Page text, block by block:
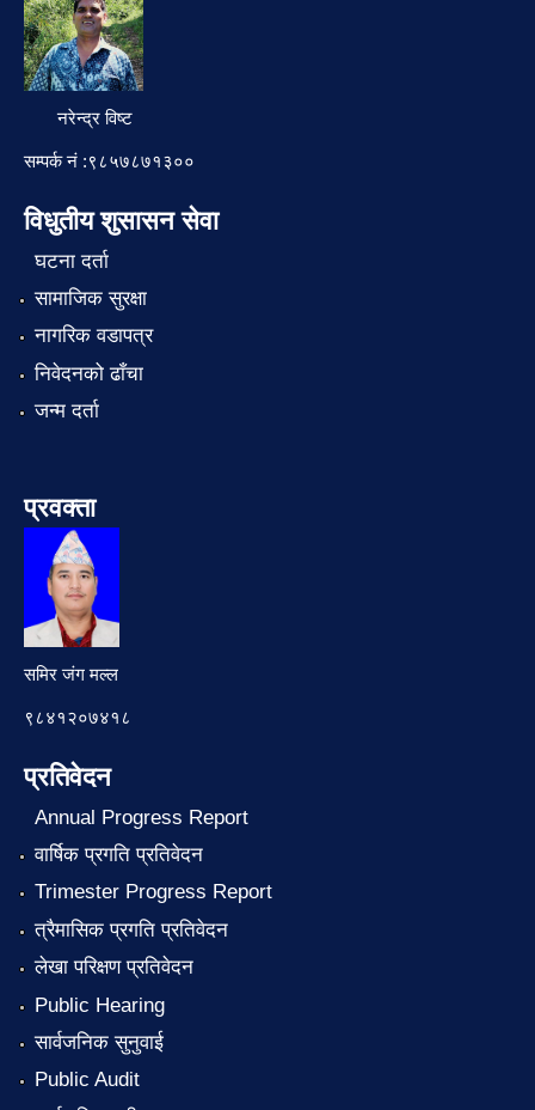
नरेन्द्र विष्ट
सम्पर्क नं :९८५७८७१३००
विधुतीय शुसासन सेवा
घटना दर्ता
सामाजिक सुरक्षा
नागरिक वडापत्र
निवेदनको ढाँचा
जन्म दर्ता
प्रवक्ता
समिर जंग मल्ल
९८४१२०७४१८
प्रतिवेदन
Annual Progress Report
वार्षिक प्रगति प्रतिवेदन
Trimester Progress Report
त्रैमासिक प्रगति प्रतिवेदन
लेखा परिक्षण प्रतिवेदन
Public Hearing
सार्वजनिक सुनुवाई
Public Audit